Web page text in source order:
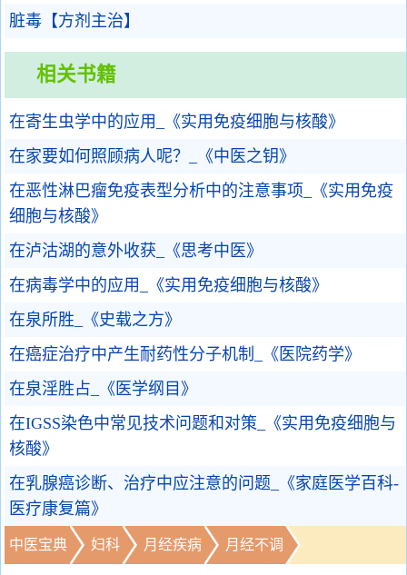
脏毒【方剂主治】
相关书籍
在寄生虫学中的应用_《实用免疫细胞与核酸》
在家要如何照顾病人呢？_《中医之钥》
在恶性淋巴瘤免疫表型分析中的注意事项_《实用免疫
细胞与核酸》
在泸沽湖的意外收获_《思考中医》
在病毒学中的应用_《实用免疫细胞与核酸》
在泉所胜_《史载之方》
在癌症治疗中产生耐药性分子机制_《医院药学》
在泉淫胜占_《医学纲目》
在IGSS染色中常见技术问题和对策_《实用免疫细胞与
核酸》
在乳腺癌诊断、治疗中应注意的问题_《家庭医学百科-
医疗康复篇》
中医宝典 妇科 月经疾病 月经不调